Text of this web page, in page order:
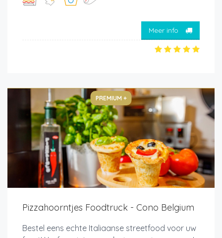
Meer info
PREMIUM +
Pizzahoorntjes Foodtruck - Cono Belgium
Bestel eens echte Italiaanse streetfood voor uw